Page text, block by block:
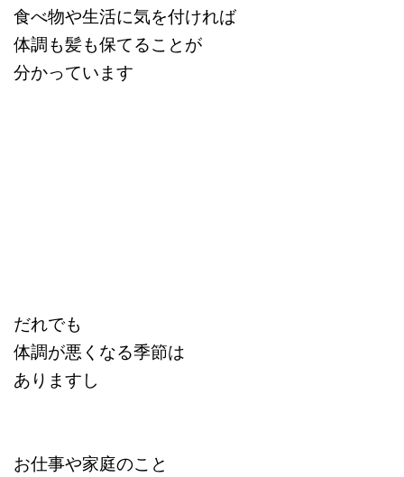
食べ物や生活に気を付ければ
体調も髪も保てることが
分かっています
だれでも
体調が悪くなる季節は
ありますし
お仕事や家庭のこと